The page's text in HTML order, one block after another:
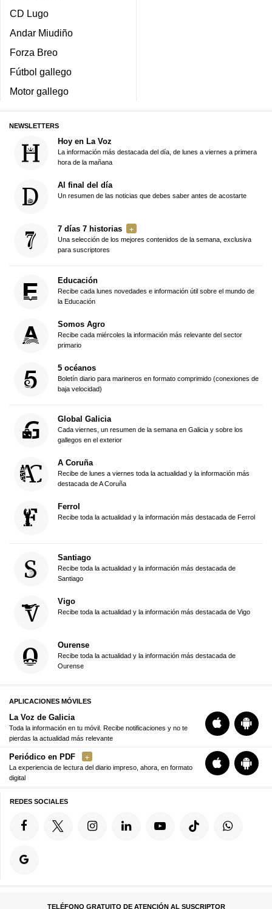
CD Lugo
Andar Miudiño
Forza Breo
Fútbol gallego
Motor gallego
NEWSLETTERS
Hoy en La Voz
La información más destacada del día, de lunes a viernes a primera
hora de la mañana
Al final del día
Un resumen de las noticias que debes saber antes de acostarte
7 días 7 historias
Una selección de los mejores contenidos de la semana, exclusiva
para suscriptores
Educación
Recibe cada lunes novedades e información útil sobre el mundo de
la Educación
Somos Agro
Recibe cada miércoles la información más relevante del sector
primario
5 océanos
Boletín diario para marineros en formato comprimido (conexiones de
baja velocidad)
Global Galicia
Cada viernes, un resumen de la semana en Galicia y sobre los
gallegos en el exterior
A Coruña
Recibe de lunes a viernes toda la actualidad y la información más
destacada de A Coruña
Ferrol
Recibe toda la actualidad y la información más destacada de Ferrol
Santiago
Recibe toda la actualidad y la información más destacada de
Santiago
Vigo
Recibe toda la actualidad y la información más destacada de Vigo
Ourense
Recibe toda la actualidad y la información más destacada de
Ourense
APLICACIONES MÓVILES
La Voz de Galicia
Toda la información en tu móvil. Recibe notificaciones y no te
pierdas la actualidad más relevante
Periódico en PDF
La experiencia de lectura del diario impreso, ahora, en formato
digital
REDES SOCIALES
TELÉFONO GRATUITO DE ATENCIÓN AL SUSCRIPTOR